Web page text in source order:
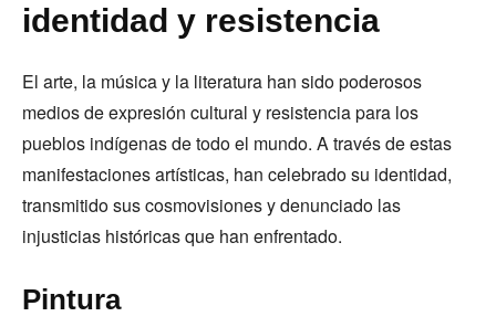
identidad y resistencia
El arte, la música y la literatura han sido poderosos
medios de expresión cultural y resistencia para los
pueblos indígenas de todo el mundo. A través de estas
manifestaciones artísticas, han celebrado su identidad,
transmitido sus cosmovisiones y denunciado las
injusticias históricas que han enfrentado.
Pintura